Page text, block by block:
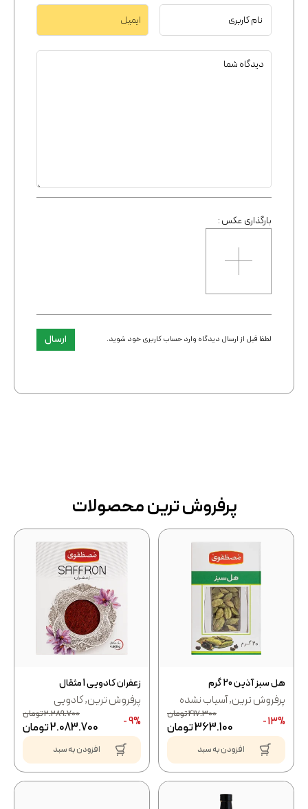
بارگذاری عکس :
لطفا قبل از ارسال دیدگاه وارد حساب کاربری خود شوید. ارسال
پرفروش ترین محصولات
هل سبز آذین 20 گرم
پرفروش ترین,آسیاب نشده
13% -
417.300تومان
363.100تومان
افزودن به سبد
زعفران کادویی 1 مثقال
پرفروش ترین,کادویی
9% -
2.289.700تومان
2.083.700تومان
افزودن به سبد